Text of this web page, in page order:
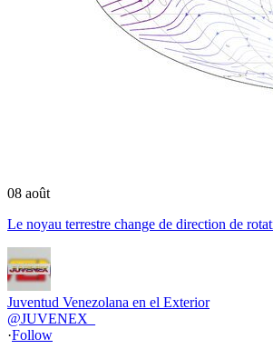
08 août
Le noyau terrestre change de direction de
Juventud Venezolana en el Exterior
@JUVENEX_
·Follow